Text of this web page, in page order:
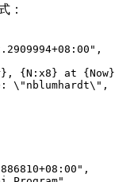
：
{N:x8} at